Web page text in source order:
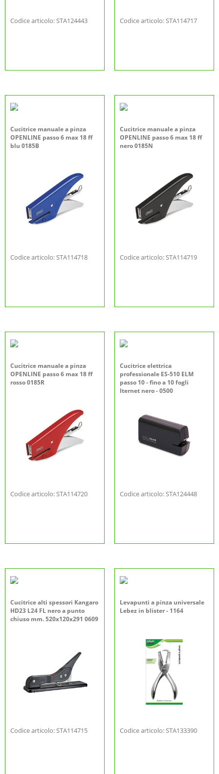
Codice articolo: STA124443 Codice articolo: STA114717
Cucitrice manuale a pinza
OPENLINE passo 6 max 18 ff
blu 0185B
Codice articolo: STA114718
Cucitrice manuale a pinza
OPENLINE passo 6 max 18 ff
nero 0185N
Codice articolo: STA114719
Cucitrice manuale a pinza
OPENLINE passo 6 max 18 ff
rosso 0185R
Codice articolo: STA114720
Cucitrice elettrica
professionale ES-510 ELM
passo 10 - fino a 10 fogli
Iternet nero - 0500
Codice articolo: STA124448
Cucitrice alti spessori Kangaro
HD23 L24 FL nero a punto
chiuso mm. 520x120x291 0609
Codice articolo: STA114715
Levapunti a pinza universale
Lebez in blister - 1164
Codice articolo: STA133390